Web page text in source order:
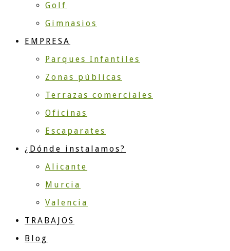
Golf
Gimnasios
EMPRESA
Parques Infantiles
Zonas públicas
Terrazas comerciales
Oficinas
Escaparates
¿Dónde instalamos?
Alicante
Murcia
Valencia
TRABAJOS
Blog